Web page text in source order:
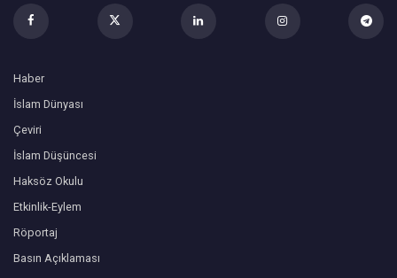
Haber
İslam Dünyası
Çeviri
İslam Düşüncesi
Haksöz Okulu
Etkinlik-Eylem
Röportaj
Basın Açıklaması